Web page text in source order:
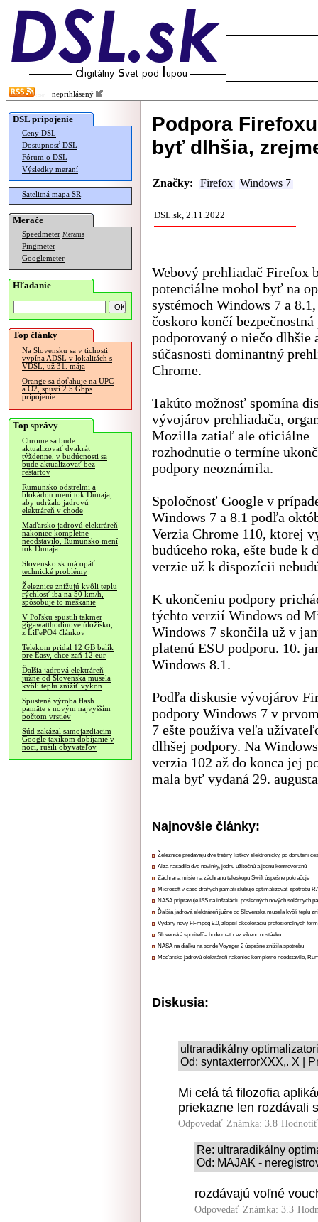
neprihlásený
DSL pripojenie
Ceny DSL
Dostupnosť DSL
Fórum o DSL
Výsledky meraní
Satelitná mapa SR
Merače
Speedmeter Merania
Pingmeter
Googlemeter
Hľadanie
Top články
Na Slovensku sa v tichosti
vypína ADSL v lokalitách s
VDSL, už 31. mája
Orange sa doťahuje na UPC
a O2, spustí 2.5 Gbps
pripojenie
Top správy
Chrome sa bude
aktualizovať dvakrát
týždenne, v budúcnosti sa
bude aktualizovať bez
reštartov
Rumunsko odstrelmi a
blokádou mení tok Dunaja,
aby udržalo jadrovú
elektráreň v chode
Maďarsko jadrovú elektráreň
nakoniec kompletne
neodstavilo, Rumunsko mení
tok Dunaja
Slovensko.sk má opäť
technické problémy
Železnice znižujú kvôli teplu
rýchlosť iba na 50 km/h,
spôsobuje to meškanie
V Poľsku spustili takmer
gigawatthodinové úložisko,
z LiFePO4 článkov
Telekom pridal 12 GB balík
pre Easy, chce zaň 12 eur
Ďalšia jadrová elektráreň
južne od Slovenska musela
kvôli teplu znížiť výkon
Spustená výroba flash
pamäte s novým najvyšším
počtom vrstiev
Súd zakázal samojazdiacim
Google taxíkom dobíjanie v
noci, rušili obyvateľov
Podpora
byť dlhšia,
Značky: Firefox Windows 7
DSL.sk, 2.11.2022
Webový prehliadač Firefox
potenciálne mohol byť na
systémoch Windows 7 a
čoskoro končí bezpečnostná
podporovaný o niečo dlhšie
súčasnosti dominantný
Chrome.
Takúto možnosť spomína
vývojárov prehliadača,
Mozilla zatiaľ ale oficiálne
rozhodnutie o termíne
podpory neoznámila.
Spoločnosť Google v
Windows 7 a 8.1 podľa
Verzia Chrome 110, ktorej
budúceho roka, ešte bude
verzie už k dispozícii
K ukončeniu podpory
týchto verzií Windows od
Windows 7 skončila už v
platenú ESU podporu. 10.
Windows 8.1.
Podľa diskusie vývojárov
podpory Windows 7 v
7 ešte používa veľa
dlhšej podpory. Na
verzia 102 až do konca jej
mala byť vydaná 29.
Najnovšie články:
Železnice predávajú dve tretiny lístkov elektronicky, po donútení
Alza nasadila dve novinky, jednu užitočnú a jednu kontroverznú
Záchrana misie na záchranu teleskopu Swift úspešne pokračuje
Microsoft v čase drahých pamätí sľubuje optimalizovať spotrebu
NASA pripravuje ISS na inštaláciu posledných nových solárnych
Ďalšia jadrová elektráreň južne od Slovenska musela kvôli teplu
Vydaný nový FFmpeg 9.0, zlepšil akceleráciu profesionálnych
Slovenská sporiteľňa bude mať cez víkend odstávku
NASA na diaľku na sonde Voyager 2 úspešne znížila spotrebu
Maďarsko jadrovú elektráreň nakoniec kompletne neodstavilo,
Diskusia:
ultraradikálny
Od: syntaxterrorXXX,. X |
Mi celá tá filozofia
priekazne len rozdávali
Odpovedať Známka: 3.8
Re: ultraradikálny
Od: MAJAK -
rozdávajú voľné
Odpovedať Známka: 3.3